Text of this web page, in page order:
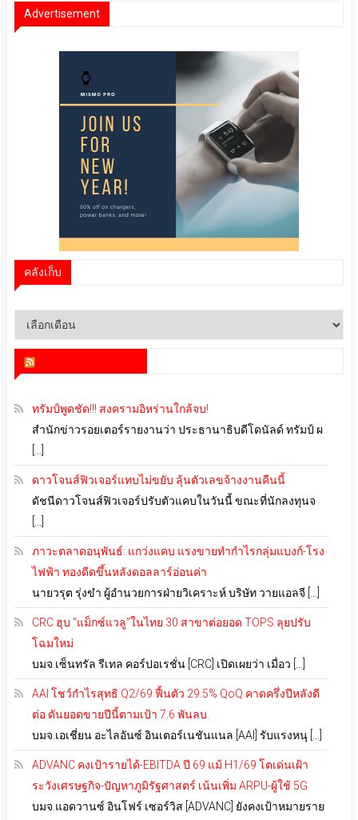
Advertisement
คลังเก็บ
คลัง
ทรัมป์พูดชัด!!! สงครามอิหร่านใกล้จบ!
สำนักข่าวรอยเตอร์รายงานว่า ประธานาธิบดีโดนัลด์ ทรัมป์ ผ
[…]
ดาวโจนส์ฟิวเจอร์แทบไม่ขยับ ลุ้นตัวเลขจ้างงานคืนนี้
ดัชนีดาวโจนส์ฟิวเจอร์ปรับตัวแคบในวันนี้ ขณะที่นักลงทุนจ
[…]
ภาวะตลาดอนุพันธ์: แกว่งแคบ แรงขายทำกำไรกลุ่มแบงก์-โรง
ไฟฟ้า ทองดีดขึ้นหลังดอลลาร์อ่อนค่า
นายวรุต รุ่งขำ ผู้อำนวยการฝ่ายวิเคราะห์ บริษัท วายแอลจี […]
CRC ฮุบ “แม็กซ์แวลู”ในไทย 30 สาขาต่อยอด TOPS ลุยปรับ
โฉมใหม่
บมจ.เซ็นทรัล รีเทล คอร์ปอเรชั่น [CRC] เปิดเผยว่า เมื่อว […]
AAI โชว์กำไรสุทธิ Q2/69 ฟื้นตัว 29.5% QoQ คาดครึ่งปีหลังดี
ต่อ ดันยอดขายปีนี้ตามเป้า 7.6 พันลบ.
บมจ.เอเชี่ยน อะไลอันซ์ อินเตอร์เนชันแนล [AAI] รับแรงหนุ […]
ADVANC คงเป้ารายได้-EBITDA ปี 69 แม้ H1/69 โตเด่นเฝ้า
ระวังเศรษฐกิจ-ปัญหาภูมิรัฐศาสตร์ เน้นเพิ่ม ARPU-ผู้ใช้ 5G
บมจ.แอดวานซ์ อินโฟร์ เซอร์วิส [ADVANC] ยังคงเป้าหมายราย